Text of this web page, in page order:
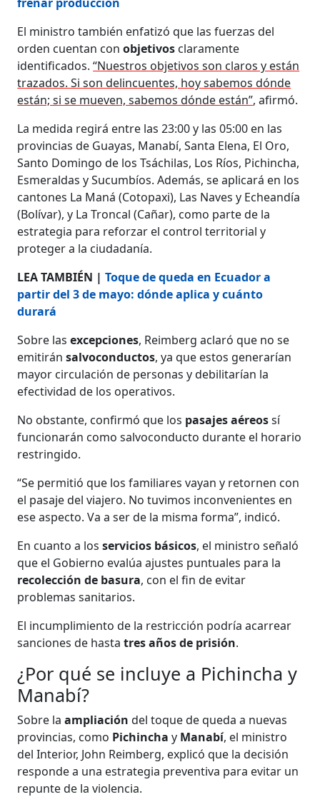
El ministro también enfatizó que las fuerzas del
orden cuentan conobjetivos claramente
identificados.“Nuestros objetivos son claros y están
trazados. Si son delincuentes, hoy sabemos dónde
están; si se mueven, sabemos dónde están”, afirmó.
La medida regirá entre las 23:00 y las 05:00 en las
provincias de Guayas, Manabí, Santa Elena, El Oro,
Santo Domingo de los Tsáchilas, Los Ríos, Pichincha,
Esmeraldas y Sucumbíos. Además, se aplicará en los
cantones La Maná (Cotopaxi), Las Naves y Echeandía
(Bolívar), y La Troncal (Cañar), como parte de la
estrategia para reforzar el control territorial y
proteger a la ciudadanía.
LEA TAMBIÉN |Toque de queda en Ecuador a
partir del 3 de mayo: dónde aplica y cuánto
durará
Sobre lasexcepciones, Reimberg aclaró que no se
emitiránsalvoconductos, ya que estos generarían
mayor circulación de personas y debilitarían la
efectividad de los operativos.
No obstante, confirmó que los pasajes aéreossí
funcionarán como salvoconducto durante el horario
restringido.
“Se permitió que los familiares vayan y retornen con
el pasaje del viajero. No tuvimos inconvenientes en
ese aspecto. Va a ser de la misma forma”, indicó.
En cuanto a losservicios básicos, el ministro señaló
que el Gobierno evalúa ajustes puntuales para la
recolección de basura, con el fin de evitar
problemas sanitarios.
El incumplimiento de la restricción podría acarrear
sanciones de hastatres años de prisión.
¿Por qué se incluye a Pichincha y
Manabí?
Sobre laampliación del toque de queda a nuevas
provincias, como Pichincha y Manabí, el ministro
del Interior, John Reimberg, explicó que la decisión
responde a una estrategia preventiva para evitar un
repunte de la violencia.